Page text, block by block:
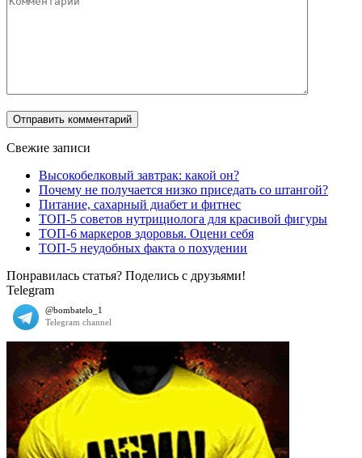
Свежие записи
Высокобелковый завтрак: какой он?
Почему не получается низко приседать со штангой?
Питание, сахарный диабет и фитнес
ТОП-5 советов нутрициолога для красивой фигуры
ТОП-6 маркеров здоровья. Оцени себя
ТОП-5 неудобных факта о похудении
Понравилась статья? Поделись с друзьями!
Telegram